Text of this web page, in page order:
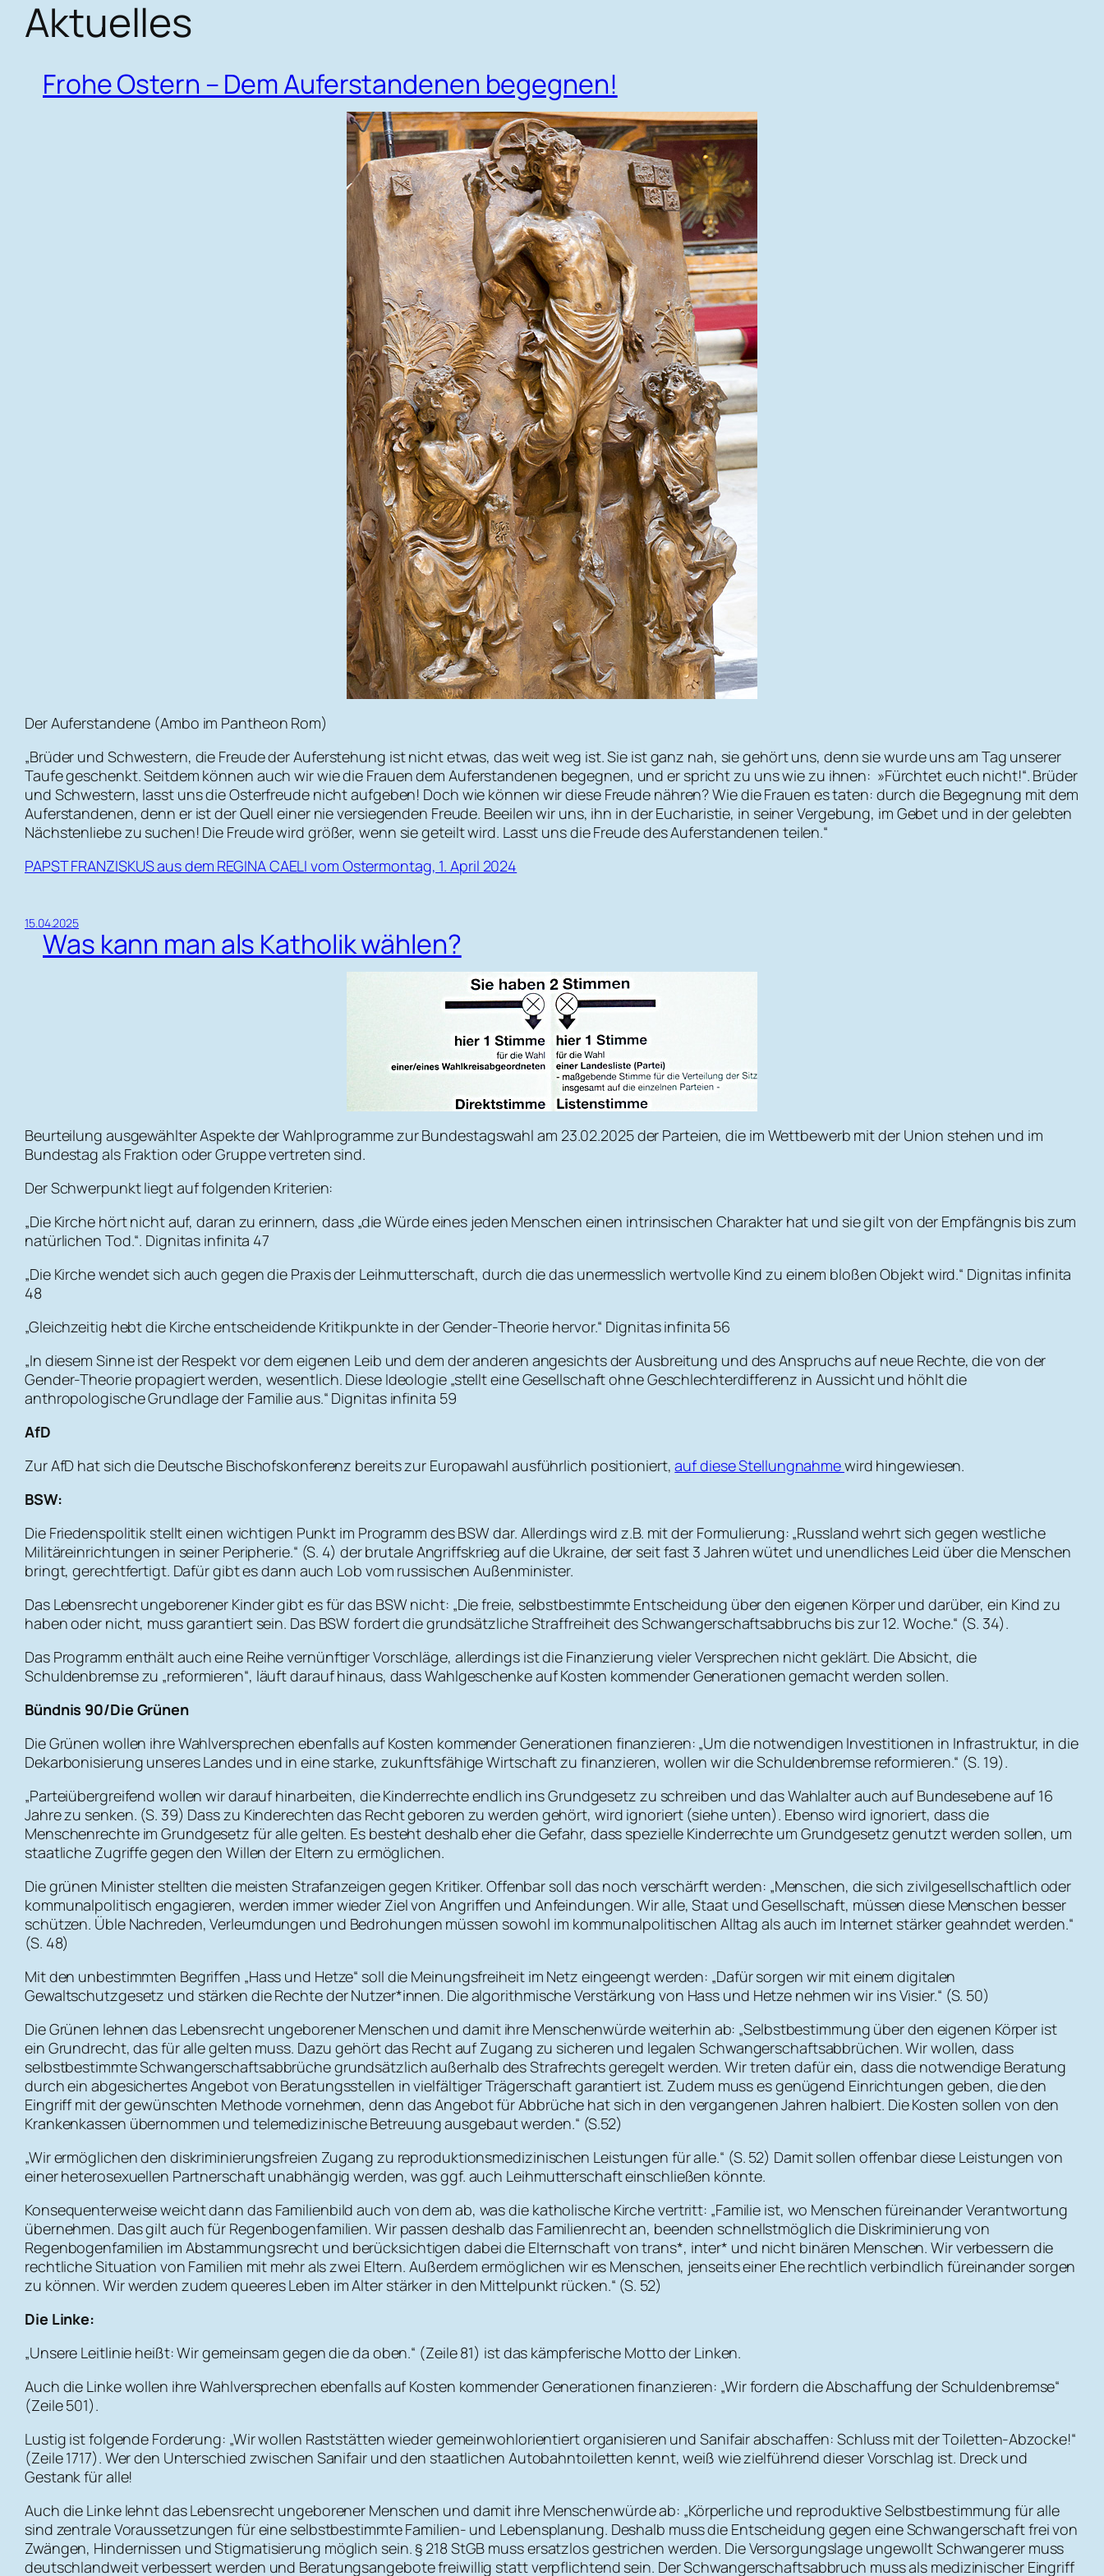
Aktuelles
Frohe Ostern – Dem Auferstandenen begegnen!
Der Auferstandene (Ambo im Pantheon Rom)
„Brüder und Schwestern, die Freude der Auferstehung ist nicht etwas, das weit weg ist. Sie ist ganz nah, sie gehört uns, denn sie wurde uns am Tag unserer
Taufe geschenkt. Seitdem können auch wir wie die Frauen dem Auferstandenen begegnen, und er spricht zu uns wie zu ihnen: »Fürchtet euch nicht!“. Brüder
und Schwestern, lasst uns die Osterfreude nicht aufgeben! Doch wie können wir diese Freude nähren? Wie die Frauen es taten: durch die Begegnung mit dem
Auferstandenen, denn er ist der Quell einer nie versiegenden Freude. Beeilen wir uns, ihn in der Eucharistie, in seiner Vergebung, im Gebet und in der gelebten
Nächstenliebe zu suchen! Die Freude wird größer, wenn sie geteilt wird. Lasst uns die Freude des Auferstandenen teilen.“
PAPST FRANZISKUS aus dem REGINA CAELI vom Ostermontag, 1. April 2024
15.04.2025
Was kann man als Katholik wählen?
Beurteilung ausgewählter Aspekte der Wahlprogramme zur Bundestagswahl am 23.02.2025 der Parteien, die im Wettbewerb mit der Union stehen und im
Bundestag als Fraktion oder Gruppe vertreten sind.
Der Schwerpunkt liegt auf folgenden Kriterien:
„Die Kirche hört nicht auf, daran zu erinnern, dass „die Würde eines jeden Menschen einen intrinsischen Charakter hat und sie gilt von der Empfängnis bis zum
natürlichen Tod.“. Dignitas infinita 47
„Die Kirche wendet sich auch gegen die Praxis der Leihmutterschaft, durch die das unermesslich wertvolle Kind zu einem bloßen Objekt wird.“ Dignitas infinita
48
„Gleichzeitig hebt die Kirche entscheidende Kritikpunkte in der Gender-Theorie hervor.“ Dignitas infinita 56
„In diesem Sinne ist der Respekt vor dem eigenen Leib und dem der anderen angesichts der Ausbreitung und des Anspruchs auf neue Rechte, die von der
Gender-Theorie propagiert werden, wesentlich. Diese Ideologie „stellt eine Gesellschaft ohne Geschlechterdifferenz in Aussicht und höhlt die
anthropologische Grundlage der Familie aus.“ Dignitas infinita 59
AfD
Zur AfD hat sich die Deutsche Bischofskonferenz bereits zur Europawahl ausführlich positioniert,auf diese Stellungnahmewird hingewiesen.
BSW:
Die Friedenspolitik stellt einen wichtigen Punkt im Programm des BSW dar. Allerdings wird z.B. mit der Formulierung: „Russland wehrt sich gegen westliche
Militäreinrichtungen in seiner Peripherie.“ (S. 4) der brutale Angriffskrieg auf die Ukraine, der seit fast 3 Jahren wütet und unendliches Leid über die Menschen
bringt, gerechtfertigt. Dafür gibt es dann auch Lob vom russischen Außenminister.
Das Lebensrecht ungeborener Kinder gibt es für das BSW nicht: „Die freie, selbstbestimmte Entscheidung über den eigenen Körper und darüber, ein Kind zu
haben oder nicht, muss garantiert sein. Das BSW fordert die grundsätzliche Straffreiheit des Schwangerschaftsabbruchs bis zur 12. Woche.“ (S. 34).
Das Programm enthält auch eine Reihe vernünftiger Vorschläge, allerdings ist die Finanzierung vieler Versprechen nicht geklärt. Die Absicht, die
Schuldenbremse zu „reformieren“, läuft darauf hinaus, dass Wahlgeschenke auf Kosten kommender Generationen gemacht werden sollen.
Bündnis 90/Die Grünen
Die Grünen wollen ihre Wahlversprechen ebenfalls auf Kosten kommender Generationen finanzieren: „Um die notwendigen Investitionen in Infrastruktur, in die
Dekarbonisierung unseres Landes und in eine starke, zukunftsfähige Wirtschaft zu finanzieren, wollen wir die Schuldenbremse reformieren.“ (S. 19).
„Parteiübergreifend wollen wir darauf hinarbeiten, die Kinderrechte endlich ins Grundgesetz zu schreiben und das Wahlalter auch auf Bundesebene auf 16
Jahre zu senken. (S. 39) Dass zu Kinderechten das Recht geboren zu werden gehört, wird ignoriert (siehe unten). Ebenso wird ignoriert, dass die
Menschenrechte im Grundgesetz für alle gelten. Es besteht deshalb eher die Gefahr, dass spezielle Kinderrechte um Grundgesetz genutzt werden sollen, um
staatliche Zugriffe gegen den Willen der Eltern zu ermöglichen.
Die grünen Minister stellten die meisten Strafanzeigen gegen Kritiker. Offenbar soll das noch verschärft werden: „Menschen, die sich zivilgesellschaftlich oder
kommunalpolitisch engagieren, werden immer wieder Ziel von Angriffen und Anfeindungen. Wir alle, Staat und Gesellschaft, müssen diese Menschen besser
schützen. Üble Nachreden, Verleumdungen und Bedrohungen müssen sowohl im kommunalpolitischen Alltag als auch im Internet stärker geahndet werden.“
(S. 48)
Mit den unbestimmten Begriffen „Hass und Hetze“ soll die Meinungsfreiheit im Netz eingeengt werden: „Dafür sorgen wir mit einem digitalen
Gewaltschutzgesetz und stärken die Rechte der Nutzer*innen. Die algorithmische Verstärkung von Hass und Hetze nehmen wir ins Visier.“ (S. 50)
Die Grünen lehnen das Lebensrecht ungeborener Menschen und damit ihre Menschenwürde weiterhin ab: „Selbstbestimmung über den eigenen Körper ist
ein Grundrecht, das für alle gelten muss. Dazu gehört das Recht auf Zugang zu sicheren und legalen Schwangerschaftsabbrüchen. Wir wollen, dass
selbstbestimmte Schwangerschaftsabbrüche grundsätzlich außerhalb des Strafrechts geregelt werden. Wir treten dafür ein, dass die notwendige Beratung
durch ein abgesichertes Angebot von Beratungsstellen in vielfältiger Trägerschaft garantiert ist. Zudem muss es genügend Einrichtungen geben, die den
Eingriff mit der gewünschten Methode vornehmen, denn das Angebot für Abbrüche hat sich in den vergangenen Jahren halbiert. Die Kosten sollen von den
Krankenkassen übernommen und telemedizinische Betreuung ausgebaut werden.“ (S.52)
„Wir ermöglichen den diskriminierungsfreien Zugang zu reproduktionsmedizinischen Leistungen für alle.“ (S. 52) Damit sollen offenbar diese Leistungen von
einer heterosexuellen Partnerschaft unabhängig werden, was ggf. auch Leihmutterschaft einschließen könnte.
Konsequenterweise weicht dann das Familienbild auch von dem ab, was die katholische Kirche vertritt: „Familie ist, wo Menschen füreinander Verantwortung
übernehmen. Das gilt auch für Regenbogenfamilien. Wir passen deshalb das Familienrecht an, beenden schnellstmöglich die Diskriminierung von
Regenbogenfamilien im Abstammungsrecht und berücksichtigen dabei die Elternschaft von trans*, inter* und nicht binären Menschen. Wir verbessern die
rechtliche Situation von Familien mit mehr als zwei Eltern. Außerdem ermöglichen wir es Menschen, jenseits einer Ehe rechtlich verbindlich füreinander sorgen
zu können. Wir werden zudem queeres Leben im Alter stärker in den Mittelpunkt rücken.“ (S. 52)
Die Linke:
„Unsere Leitlinie heißt: Wir gemeinsam gegen die da oben.“ (Zeile 81) ist das kämpferische Motto der Linken.
Auch die Linke wollen ihre Wahlversprechen ebenfalls auf Kosten kommender Generationen finanzieren: „Wir fordern die Abschaffung der Schuldenbremse“
(Zeile 501).
Lustig ist folgende Forderung: „Wir wollen Raststätten wieder gemeinwohlorientiert organisieren und Sanifair abschaffen: Schluss mit der Toiletten-Abzocke!“
(Zeile 1717). Wer den Unterschied zwischen Sanifair und den staatlichen Autobahntoiletten kennt, weiß wie zielführend dieser Vorschlag ist. Dreck und
Gestank für alle!
Auch die Linke lehnt das Lebensrecht ungeborener Menschen und damit ihre Menschenwürde ab: „Körperliche und reproduktive Selbstbestimmung für alle
sind zentrale Voraussetzungen für eine selbstbestimmte Familien- und Lebensplanung. Deshalb muss die Entscheidung gegen eine Schwangerschaft frei von
Zwängen, Hindernissen und Stigmatisierung möglich sein. § 218 StGB muss ersatzlos gestrichen werden. Die Versorgungslage ungewollt Schwangerer muss
deutschlandweit verbessert werden und Beratungsangebote freiwillig statt verpflichtend sein. Der Schwangerschaftsabbruch muss als medizinischer Eingriff